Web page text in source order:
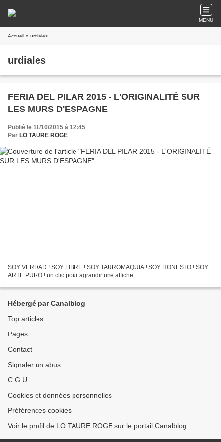
MENU
Accueil » urdiales
urdiales
FERIA DEL PILAR 2015 - L'ORIGINALITÉ SUR
LES MURS D'ESPAGNE
Publié le 11/10/2015 à 12:45
Par LO TAURE ROGE
SOY VERDAD ! SOY LIBRE ! SOY TAUROMAQUIA ! SOY HONESTO ! SOY
ARTE PURO ! un clic pour agrandir une affiche
Hébergé par Canalblog
Top articles
Pages
Contact
Signaler un abus
C.G.U.
Cookies et données personnelles
Préférences cookies
Voir le profil de LO TAURE ROGE sur le portail Canalblog